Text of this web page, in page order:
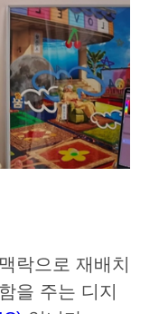
락으로 재배치
을 주는 디지